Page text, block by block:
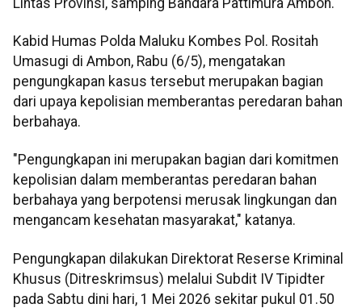
Kabid Humas Polda Maluku Kombes Pol. Rositah
Umasugi di Ambon, Rabu (6/5), mengatakan
pengungkapan kasus tersebut merupakan bagian
dari upaya kepolisian memberantas peredaran bahan
berbahaya.
"Pengungkapan ini merupakan bagian dari komitmen
kepolisian dalam memberantas peredaran bahan
berbahaya yang berpotensi merusak lingkungan dan
mengancam kesehatan masyarakat," katanya.
Pengungkapan dilakukan Direktorat Reserse Kriminal
Khusus (Ditreskrimsus) melalui Subdit IV Tipidter
pada Sabtu dini hari, 1 Mei 2026 sekitar pukul 01.50